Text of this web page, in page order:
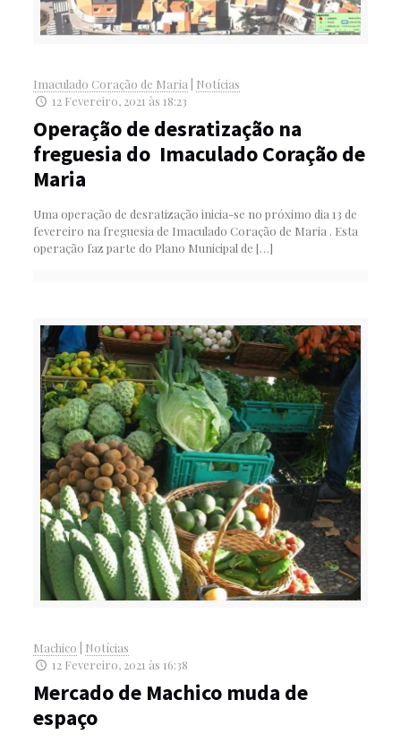
Imaculado Coração de Maria
Notícias
12 Fevereiro, 2021 às 18:23
Operação de desratização na
freguesia do Imaculado Coração de
Maria
Uma operação de desratização inicia-se no próximo dia 13 de
fevereiro na freguesia de Imaculado Coração de Maria . Esta
operação faz parte do Plano Municipal de […]
Machico
Notícias
12 Fevereiro, 2021 às 16:38
Mercado de Machico muda de
espaço